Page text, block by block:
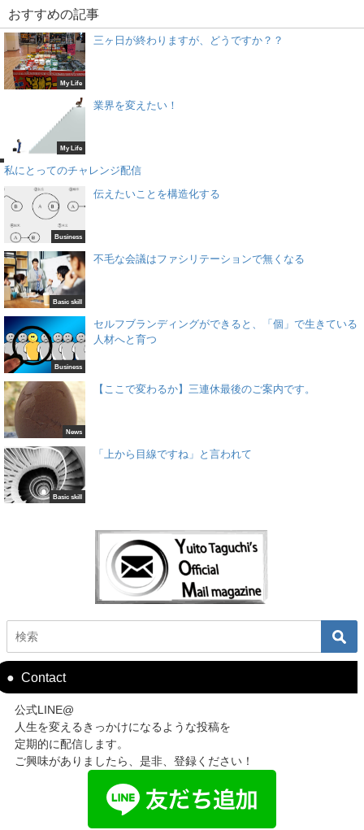
おすすめの記事
My Life
三ヶ日が終わりますが、どうですか？？
My Life
業界を変えたい！
私にとってのチャレンジ配信
Business
伝えたいことを構造化する
Basic skill
不毛な会議はファシリテーションで無くなる
Business
セルフブランディングができると、「個」で生きている
人材へと育つ
News
【ここで変わるか】三連休最後のご案内です。
Basic skill
「上から目線ですね」と言われて
Contact
公式LINE@
人生を変えるきっかけになるような投稿を
定期的に配信します。
ご興味がありましたら、是非、登録ください！